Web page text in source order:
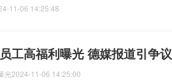
11-06 14:25:48
工高福利曝光 德媒报道引争议
光2024-11-06 14:25:00